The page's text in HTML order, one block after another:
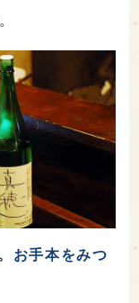
お手本をみつ